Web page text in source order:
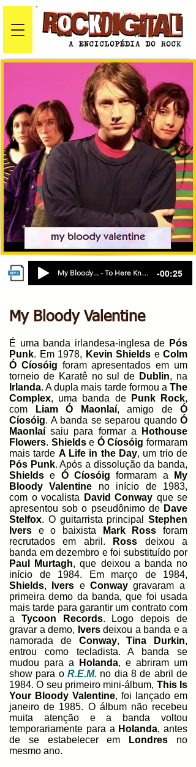
My Bloody... - To Here Knows When -00:25
My Bloody Valentine
É uma banda irlandesa-inglesa de Pós
Punk. Em 1978, Kevin Shields eColm
Ó Cíosóig foram apresentados em um
torneio de Karatê no sul de Dublin, na
Irlanda. A dupla mais tarde formou a The
Complex, uma banda de Punk Rock,
com
Liam Ó Maonlaí, amigo deÓ
Cíosóig. A banda se separou quando Ó
Maonlaí saiu para formar a
Hothouse
Flowers. Shieldse Ó Cíosóig formaram
mais tarde A Life in the Day, um trio de
Pós Punk. Após a dissolução da banda,
Shields e Ó Cíosóig formaram a
My
Bloody Valentine no início de 1983,
com o vocalista
David Conway que se
apresentou sob o pseudônimo de Dave
Stelfox. O guitarrista principal Stephen
Ivers e o baixista Mark Ross foram
recrutados em abril.
Ross deixou a
banda em dezembro e foi substituído por
Paul Murtagh, que deixou a banda no
início de 1984. Em março de 1984,
Shields, Ivers eConway gravaram a
primeira demo da banda, que foi usada
mais tarde para garantir um contrato com
a Tycoon Records. Logo depois de
gravar a demo, Ivers deixou a banda e a
namorada de Conway, Tina Durkin,
entrou como tecladista. A banda se
mudou para a
Holanda, e abriram um
show para o R.E.M. no dia 8 de abril de
1984. O seu primeiro mini-álbum, This Is
Your Bloody Valentine, foi lançado em
janeiro de 1985. O álbum não recebeu
muita atenção e a banda voltou
temporariamente para a Holanda, antes
de se estabelecer em
Londres no
mesmo ano.